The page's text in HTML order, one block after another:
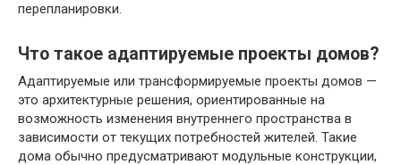
перепланировки.
Что такое адаптируемые проекты домов?
Адаптируемые или трансформируемые проекты домов —
это архитектурные решения, ориентированные на
возможность изменения внутреннего пространства в
зависимости от текущих потребностей жителей. Такие
дома обычно предусматривают модульные конструкции,